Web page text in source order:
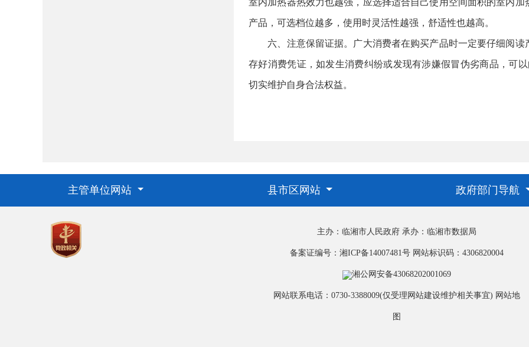
室内加热器热效力也越强，应选择适合自己使用空间面积的室内
产品，可选档位越多，使用时灵活性越强，舒适性也越高。
六、注意保留证据。广大消费者在购买产品时一定要仔细阅读
存好消费凭证，如发生消费纠纷或发现有涉嫌假冒伪劣商品，可
切实维护自身合法权益。
主管单位网站 县市区网站 政府部门导航
主办：临湘市人民政府 承办：临湘市数据局
备案证编号：湘ICP备14007481号 网站标识码：4306820004
湘公网安备43068202001069
网站联系电话：0730-3388009(仅受理网站建设维护相关事宜) 网站地
图